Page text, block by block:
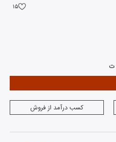
۱۵
کسب درآمد از فروش